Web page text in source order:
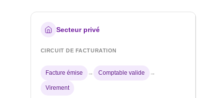
Secteur privé
CIRCUIT DE FACTURATION
Facture émise → Comptable valide →
Virement